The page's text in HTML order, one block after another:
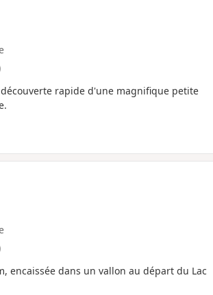
rapide d'une magnifique petite
encaissée dans un vallon au départ du Lac